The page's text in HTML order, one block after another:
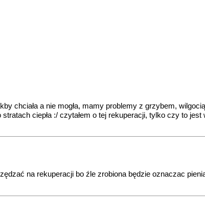
chciała a nie mogła, mamy problemy z grzybem,
ciepła :/ czytałem o tej rekuperacji, tylko czy to
na rekuperacji bo źle zrobiona będzie oznaczac